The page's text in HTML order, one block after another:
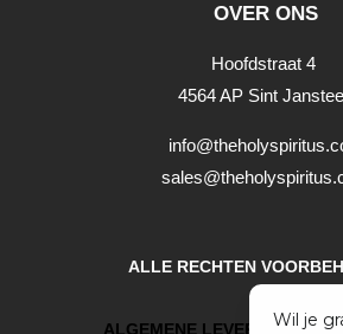
OVER ONS
Hoofdstraat 4
4564 AP Sint
ALLE RECHTEN
ALGEMENE